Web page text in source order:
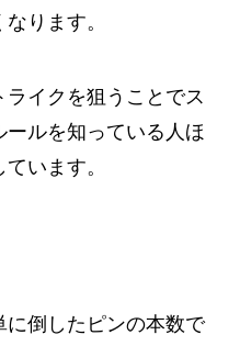
ります。
イクを狙うことでス
ルを知っている人ほ
います。
倒したピンの本数で